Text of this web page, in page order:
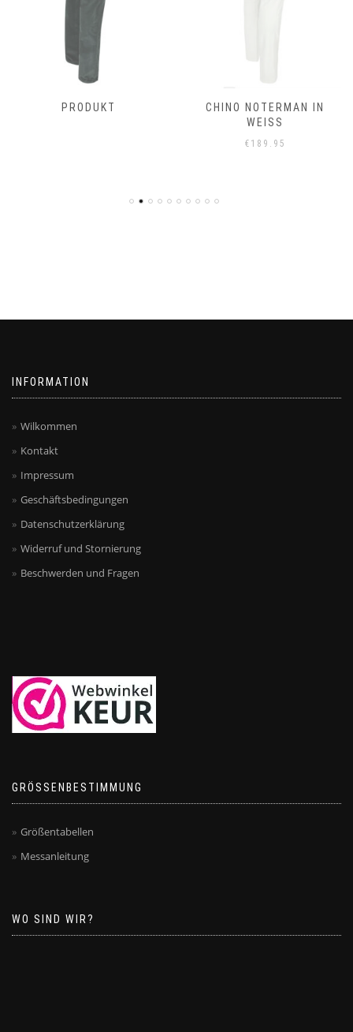
PRODUKT
CHINO NOTERMAN IN
WEISS
€ 189.95
INFORMATION
Wilkommen
Kontakt
Impressum
Geschäftsbedingungen
Datenschutzerklärung
Widerruf und Stornierung
Beschwerden und Fragen
GRÖSSENBESTIMMUNG
Größentabellen
Messanleitung
WO SIND WIR?